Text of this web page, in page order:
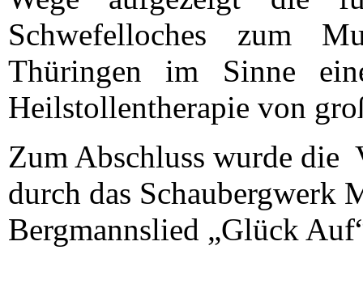
Schwefelloches zum
Thüringen im Sinne
Heilstollentherapie von
Zum Abschluss wurde die
durch das Schaubergwerk
Bergmannslied „Glück